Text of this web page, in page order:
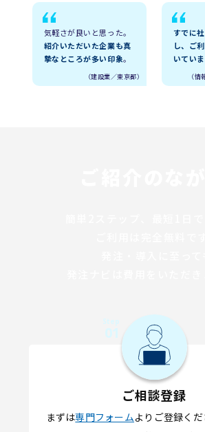
気軽さが良いと思った。
紹介いただいた企業も真
摯なところが多い印象。
（建設業／東京都）
すでに
し、ご
いてい
（
ご相談登録
まずは専門フォームよりご登録く